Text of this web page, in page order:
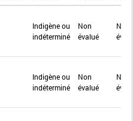
Indigène ou
indéterminé
Non
évalué
Non
Indigène ou
indéterminé
Non
évalué
Non